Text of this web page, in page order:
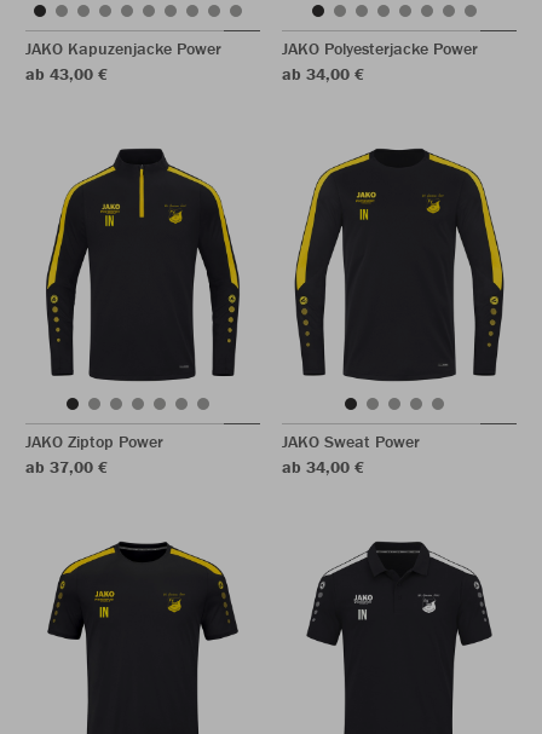
JAKO Kapuzenjacke Power
ab 43,00 €
JAKO Polyesterjacke Power
ab 34,00 €
JAKO Ziptop Power
ab 37,00 €
JAKO Sweat Power
ab 34,00 €